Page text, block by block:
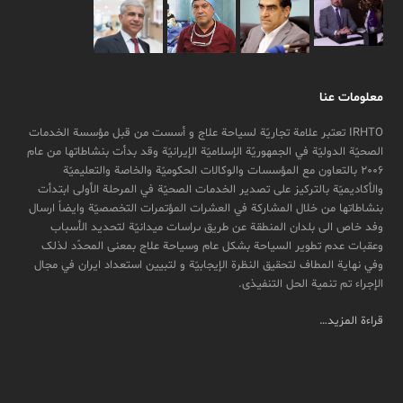
معلومات عنا
IRHTO تعتبر علامة تجاریّة لسیاحة علاج و أسست من قبل مؤسسة الخدمات
الصحیّة الدولیّة في الجمهوریّة الإسلامیّة الإیرانیّة وقد بدأت بنشاطاتها من عام
2006 بالتعاون مع المؤسسات والوکالات الحکومیّة والخاصة والتعلیمیّة
والأکادیمیّة بالترکیز علی تصدیر الخدمات الصحیّة في المرحلة الأولی ابتدأت
بنشاطاتها من خلال المشارکة في العشرات المؤتمرات التخصصیّة وایضاً ارسال
وفد خاص الی بلدان المنطقة عن طريق ىراسات ميدانیّة لتحدید الأسباب
وعقبات عدم تطویر السیاحة بشکل عام وسیاحة علاج بمعنی المحدّد لذلک
وفي نهایة المطاف لتحقیق النظرة الإیجابیّة و لتبیین استعداد ایران في مجال
الإجراء تم تنمیة الحل التنفیذی.
قراءة المزيد…